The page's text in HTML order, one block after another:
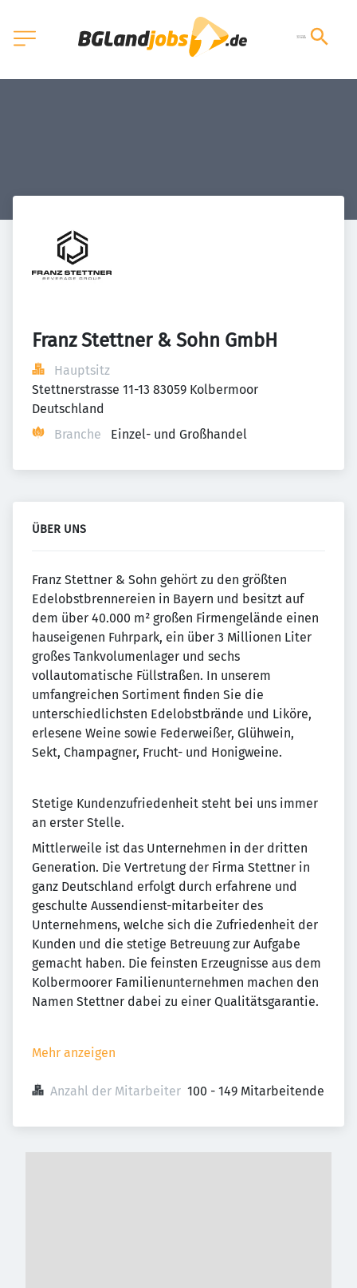
Franz Stettner & Sohn GmbH
Hauptsitz
Stettnerstrasse 11-13 83059 Kolbermoor
Deutschland
Branche
Einzel- und Großhandel
ÜBER UNS
Franz Stettner & Sohn gehört zu den größten
Edelobstbrennereien in Bayern und besitzt auf
dem über 40.000 m² großen Firmengelände einen
hauseigenen Fuhrpark, ein über 3 Millionen Liter
großes Tankvolumenlager und sechs
vollautomatische Füllstraßen. In unserem
umfangreichen Sortiment finden Sie die
unterschiedlichsten Edelobstbrände und Liköre,
erlesene Weine sowie Federweißer, Glühwein,
Sekt, Champagner, Frucht- und Honigweine.
Stetige Kundenzufriedenheit steht bei uns immer
an erster Stelle.
Mittlerweile ist das Unternehmen in der dritten
Generation. Die Vertretung der Firma Stettner in
ganz Deutschland erfolgt durch erfahrene und
geschulte Aussendienst-mitarbeiter des
Unternehmens, welche sich die Zufriedenheit der
Kunden und die stetige Betreuung zur Aufgabe
gemacht haben. Die feinsten Erzeugnisse aus dem
Kolbermoorer Familienunternehmen machen den
Namen Stettner dabei zu einer Qualitätsgarantie.
Mehr anzeigen
Anzahl der Mitarbeiter 100 - 149 Mitarbeitende